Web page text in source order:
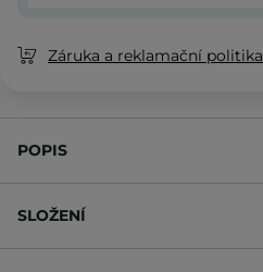
Záruka a reklamační politika
POPIS
SLOŽENÍ